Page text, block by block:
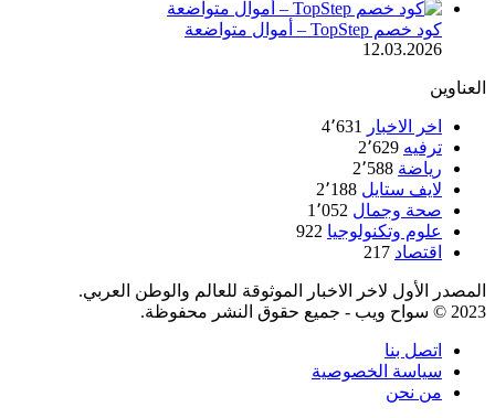
كود خصم TopStep – أموال متواضعة
12.03.2026
العناوين
اخر الاخبار
4٬631
ترفيه 2٬629
رياضة 2٬588
لايف ستايل 2٬188
صحة وجمال 1٬052
علوم وتكنولوجيا 922
اقتصاد 217
المصدر الأول لاخر الاخبار الموثوقة للعالم والوطن العربي.
2023 © سواح ويب - جميع حقوق النشر محفوظة.
اتصل بنا
سياسة الخصوصية
من نحن